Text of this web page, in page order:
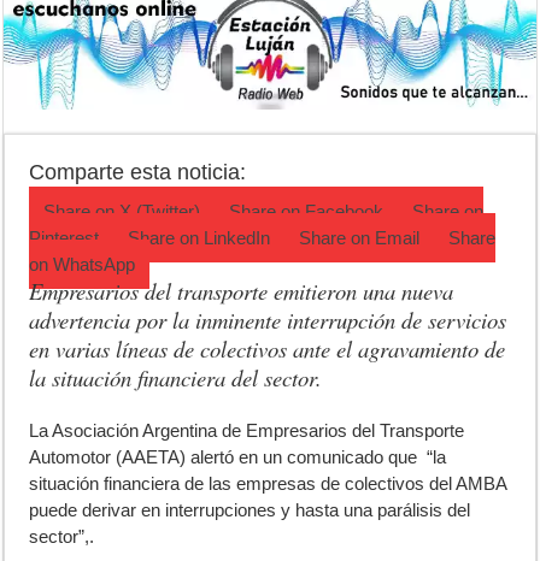
Detuvieron a la mujer que acompañaba al acusado de balear a un
El pronóstico anticipa una semana que cambiará de golpe en la
Teatro El Galpón sufrió un robo y pide ayuda
Confirmaron la fecha de la Peregrinación a Luján 2026
INCUCAI implementará una técnica para aumentar los trasplantes de
Comparte esta noticia:
Share on X (Twitter) Share on Facebook
Share on
Pinterest
Share on LinkedIn Share on Email
Share
onWhatsApp
Empresarios del transporte emitieron una nueva
advertencia por la inminente interrupción de servicios
en varias líneas de colectivos ante el agravamiento de
la situación financiera del sector.
La Asociación Argentina de Empresarios del Transporte
Automotor (AAETA) alertó en un comunicado que “la
situación financiera de las empresas de colectivos del AMBA
puede derivar en interrupciones y hasta una parálisis del
sector”,.